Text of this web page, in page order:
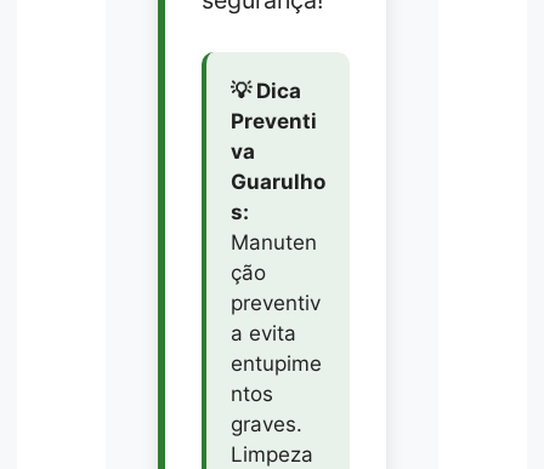
💡 Dica
Preventi
va
Guarulho
s:
Manuten
ção
preventiv
a evita
entupime
ntos
graves.
Limpeza